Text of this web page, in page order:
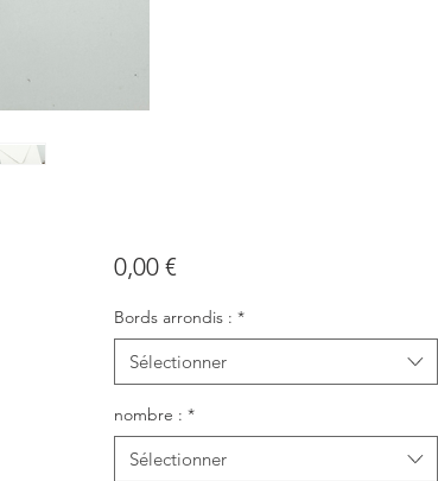
0,00 €Prix
Bords arrondis : *
Sélectionner
nombre : *
Sélectionner